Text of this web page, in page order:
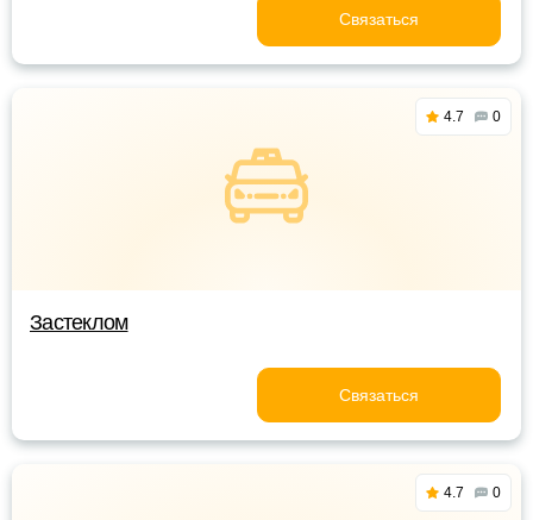
Связаться
4.7 0
Застеклом
Связаться
4.7 0